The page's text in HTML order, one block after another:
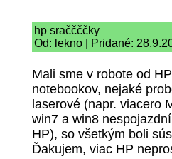
hp sraččččky
Od: lekno | Pridané:
Mali sme v robote od
notebookov, nejaké
laserové (napr. viacero
win7 a win8
HP), so všetkým boli
Ďakujem, viac HP